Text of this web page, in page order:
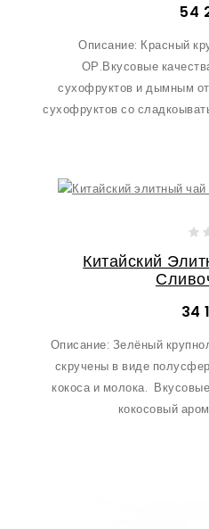
54
Описание: Красный
ОР.Вкусовые
сухофруктов и дымным
сухофруктов со
Китайский
34
Описание: Зелёный
скручены в виде
кокоса и молока.
кокосовый